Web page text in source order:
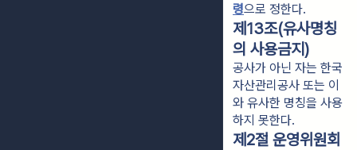
령으로 정한다.
제13조(유사명칭
의 사용금지)
공사가 아닌 자는 한국
자산관리공사 또는 이
와 유사한 명칭을 사용
하지 못한다.
제2절 운영위원회